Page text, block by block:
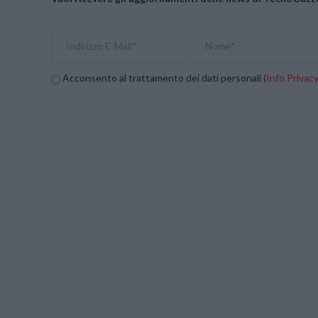
Acconsento al trattamento dei dati personali (Info Privacy